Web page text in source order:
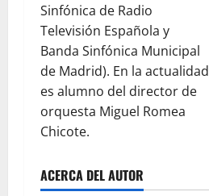
Sinfónica de Radio
Televisión Española y
Banda Sinfónica Municipal
de Madrid). En la actualidad
es alumno del director de
orquesta Miguel Romea
Chicote.
ACERCA DEL AUTOR